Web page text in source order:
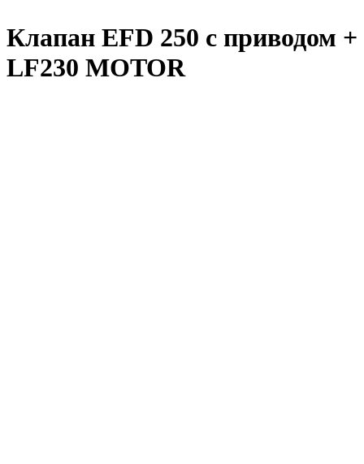
Клапан EFD 250 с приводом +
LF230 MOTOR